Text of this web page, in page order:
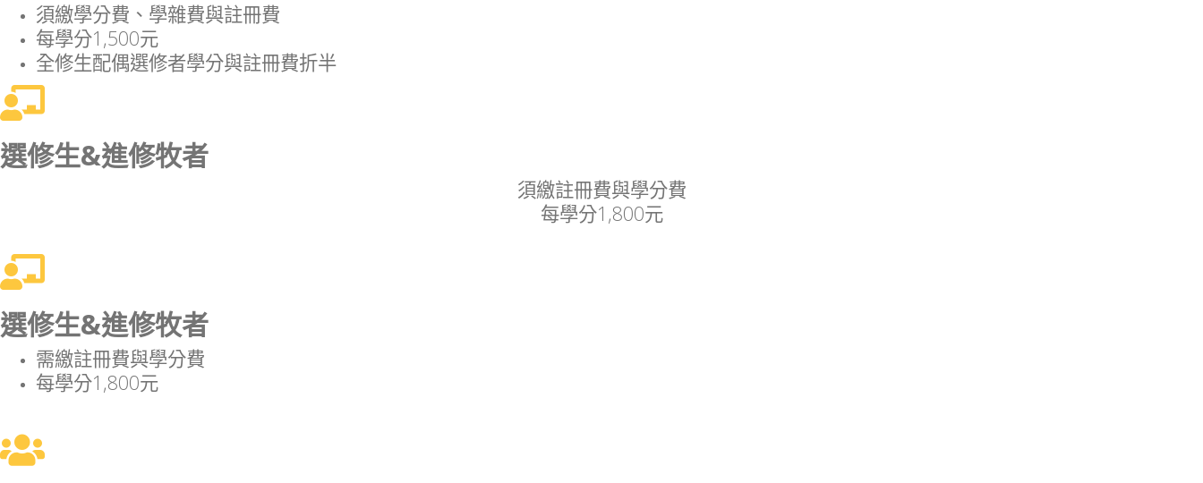
須繳學分費、學雜費與註冊費
每學分1,500元
全修生配偶選修者學分與註冊費折半
選修生&進修牧者
須繳註冊費與學分費
每學分1,800元
選修生&進修牧者
需繳註冊費與學分費
每學分1,800元